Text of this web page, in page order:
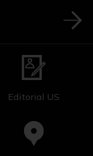
Editorial US